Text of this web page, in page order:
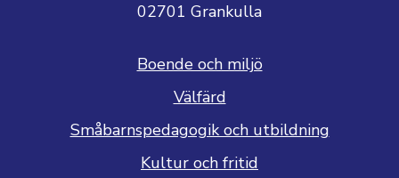
02701 Grankulla
Boende och miljö
Välfärd
Småbarnspedagogik och utbildning
Kultur och fritid